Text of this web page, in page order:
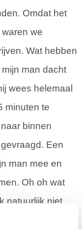
Omdat het
we
Wat hebben
man dacht
wees helemaal
minuten te
binnen
Een
man mee en
Oh oh wat
natuurlijk niet